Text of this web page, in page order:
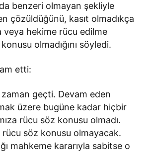
benzeri olmayan şekliyle
çözüldüğünü, kasıt olmadıkça
veya hekime rücu edilme
olmadığını söyledi.
etti:
zaman geçti. Devam eden
üzere bugüne kadar hiçbir
rücu söz konusu olmadı.
rücu söz konusu olmayacak.
mahkeme kararıyla sabitse o